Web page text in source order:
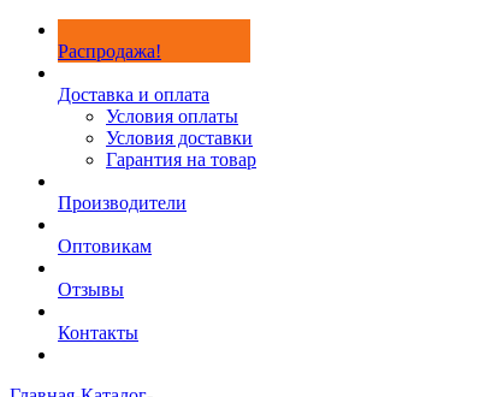
Распродажа!
Доставка и оплата
Условия оплаты
Условия доставки
Гарантия на товар
Производители
Оптовикам
Отзывы
Контакты